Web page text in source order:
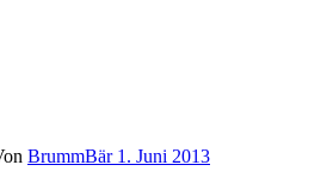
BrummBär 1. Juni 2013